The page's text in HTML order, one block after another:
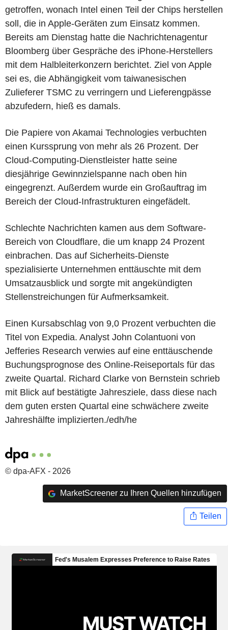
getroffen, wonach Intel einen Teil der Chips herstellen
soll, die in Apple-Geräten zum Einsatz kommen.
Bereits am Dienstag hatte die Nachrichtenagentur
Bloomberg über Gespräche des iPhone-Herstellers
mit dem Halbleiterkonzern berichtet. Ziel von Apple
sei es, die Abhängigkeit vom taiwanesischen
Zulieferer TSMC zu verringern und Lieferengpässe
abzufedern, hieß es damals.
Die Papiere von Akamai Technologies verbuchten
einen Kurssprung von mehr als 26 Prozent. Der
Cloud-Computing-Dienstleister hatte seine
diesjährige Gewinnzielspanne nach oben hin
eingegrenzt. Außerdem wurde ein Großauftrag im
Bereich der Cloud-Infrastrukturen eingefädelt.
Schlechte Nachrichten kamen aus dem Software-
Bereich von Cloudflare, die um knapp 24 Prozent
einbrachen. Das auf Sicherheits-Dienste
spezialisierte Unternehmen enttäuschte mit dem
Umsatzausblick und sorgte mit angekündigten
Stellenstreichungen für Aufmerksamkeit.
Einen Kursabschlag von 9,0 Prozent verbuchten die
Titel von Expedia. Analyst John Colantuoni von
Jefferies Research verwies auf eine enttäuschende
Buchungsprognose des Online-Reiseportals für das
zweite Quartal. Richard Clarke von Bernstein schrieb
mit Blick auf bestätigte Jahresziele, dass diese nach
dem guten ersten Quartal eine schwächere zweite
Jahreshälfte implizierten./edh/he
© dpa-AFX - 2026
MarketScreener zu Ihren Quellen hinzufügen
Teilen